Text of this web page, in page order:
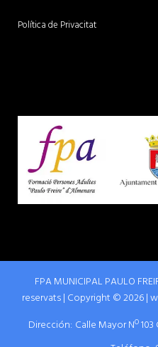
Política de Privacitat
FPA MUNICIPAL PAULO
reservats | Copyright © 2026 |
Dirección: Calle Mayor Nº